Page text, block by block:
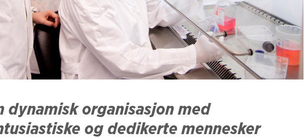
dynamisk organisasjon med
og dedikerte mennesker